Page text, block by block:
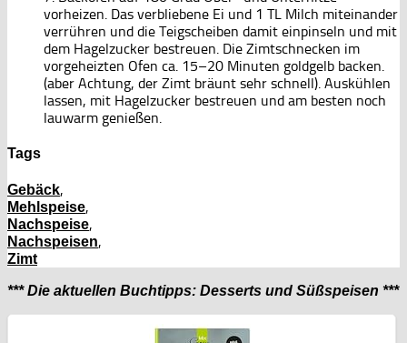
vorheizen. Das verbliebene Ei und 1 TL Milch miteinander
verrühren und die Teigscheiben damit einpinseln und mit
dem Hagelzucker bestreuen. Die Zimtschnecken im
vorgeheizten Ofen ca. 15–20 Minuten goldgelb backen.
(aber Achtung, der Zimt bräunt sehr schnell). Auskühlen
lassen, mit Hagelzucker bestreuen und am besten noch
lauwarm genießen.
Tags
Gebäck,
Mehlspeise,
Nachspeise,
Nachspeisen,
Zimt
*** Die aktuellen Buchtipps: Desserts und Süßspeisen ***